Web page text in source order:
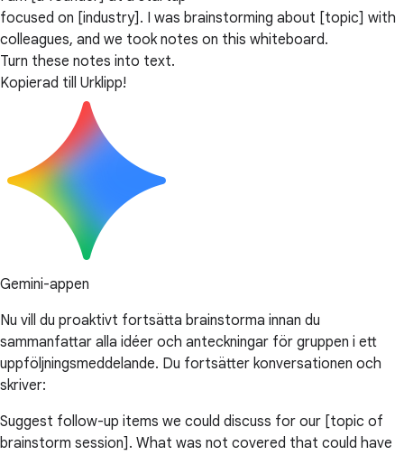
focused on [industry]. I was brainstorming about [topic] with
colleagues, and we took notes on this whiteboard.
Turn these notes into text.
Kopierad till Urklipp!
Gemini-appen
Nu vill du proaktivt fortsätta brainstorma innan du
sammanfattar alla idéer och anteckningar för gruppen i ett
uppföljningsmeddelande. Du fortsätter konversationen och
skriver:
Suggest follow-up items we could discuss for our [topic of
brainstorm session]. What was not covered that could have